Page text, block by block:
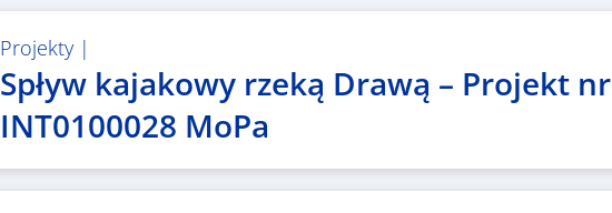
Projekty|
Spływ kajakowy rzeką Drawą – Projekt nr
INT0100028 MoPa